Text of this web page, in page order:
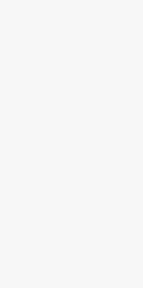
1. Global Anti-Base
menetapkan tarif
mengadopsi Pilar
multinasional harus
sebesar selisih antara
tarif minimum 15%, jika
2. Subject-to-Tax Rule
sumber penghasilan
atas penghasilan
STTR mencakup
royalti, premi asuransi/
biaya pembiayaan,